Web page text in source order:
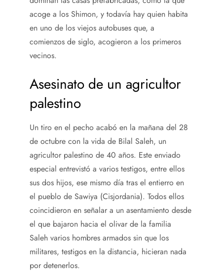
acoge a los Shimon, y todavía hay quien habita
en uno de los viejos autobuses que, a
comienzos de siglo, acogieron a los primeros
vecinos.
Asesinato de un agricultor
palestino
Un tiro en el pecho acabó en la mañana del 28
de octubre con la vida de Bilal Saleh, un
agricultor palestino de 40 años. Este enviado
especial entrevistó a varios testigos, entre ellos
sus dos hijos, ese mismo día tras el entierro en
el pueblo de Sawiya (Cisjordania). Todos ellos
coincidieron en señalar a un asentamiento desde
el que bajaron hacia el olivar de la familia
Saleh varios hombres armados sin que los
militares, testigos en la distancia, hicieran nada
por detenerlos.